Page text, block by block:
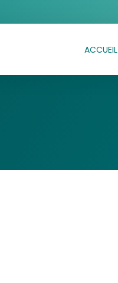
ACCUEIL